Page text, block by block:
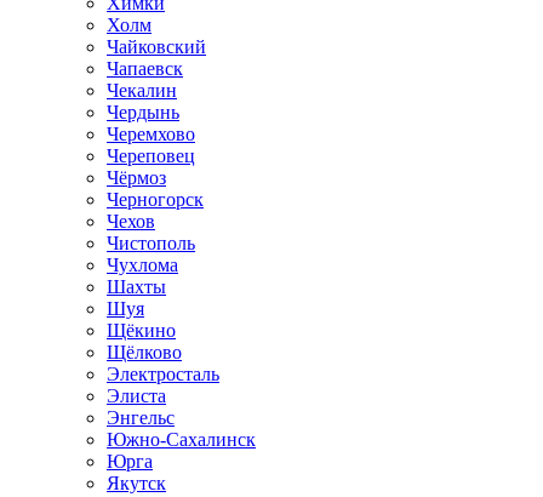
Холм
Чайковский
Чапаевск
Чекалин
Чердынь
Черемхово
Череповец
Чёрмоз
Черногорск
Чехов
Чистополь
Чухлома
Шахты
Шуя
Щёкино
Щёлково
Электросталь
Элиста
Энгельс
Южно-Сахалинск
Юрга
Якутск